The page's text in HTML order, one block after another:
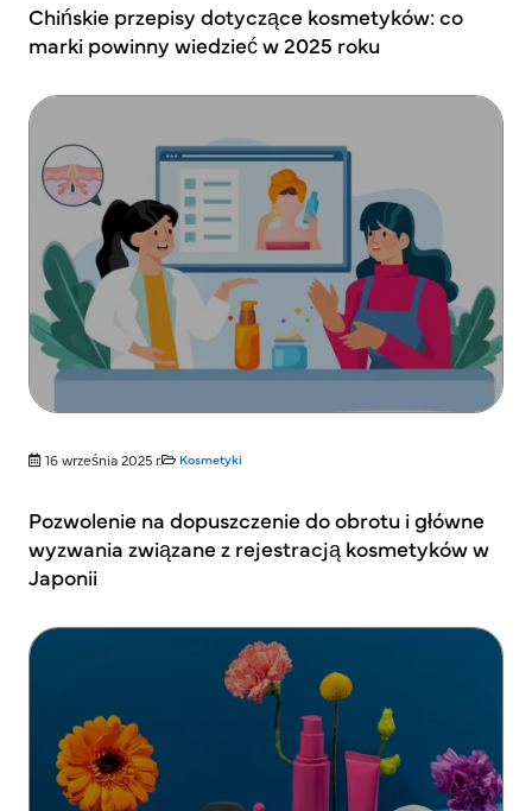
Chińskie przepisy dotyczące kosmetyków: co
marki powinny wiedzieć w 2025 roku
16 września 2025 r. Kosmetyki
Pozwolenie na dopuszczenie do obrotu i główne
wyzwania związane z rejestracją kosmetyków w
Japonii